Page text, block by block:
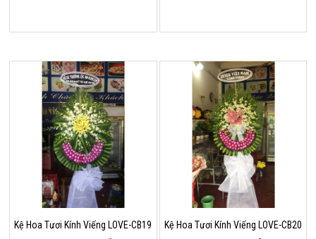
Kệ Hoa Tươi Kính Viếng LOVE-CB19 Kệ Hoa Tươi Kính Viếng LOVE-CB20